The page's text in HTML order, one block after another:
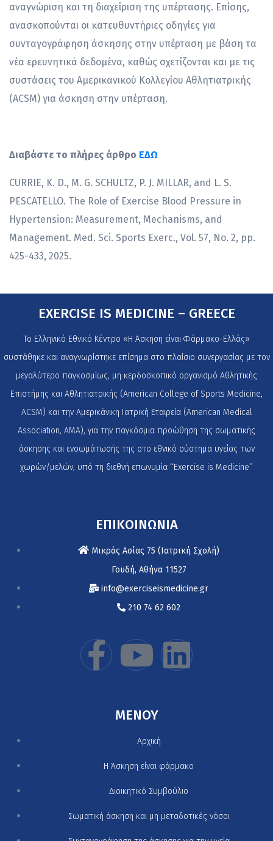
αναγνώριση και τη διαχείριση της υπέρτασης. Επίσης,
ανασκοπούνται οι κατευθυντήριες οδηγίες για
συνταγογράφηση άσκησης στην υπέρταση με βάση τα
νέα ερευνητικά δεδομένα, καθώς σχετίζονται και με τις
συστάσεις του Αμερικανικού Κολλεγίου Αθλητιατρικής
(ACSM) για άσκηση στην υπέρταση.
Διαβάστε το πλήρες άρθρο ΕΔΩ
CURRIE, K. D., M. G. SCHULTZ, P. J. MILLAR, and L. S.
PESCATELLO. The Role of Exercise Blood Pressure in
Hypertension: Measurement, Mechanisms, and
Management. Med. Sci. Sports Exerc., Vol. 57, No. 2, pp.
425-433, 2025.
EXERCISE IS MEDICINE – GREECE
Το Ελληνικό Εθνικό Κέντρο «Η Άσκηση είναι Φάρμακο-Ελλάς»
συστάθηκε και αναγνωρίστηκε επίσημα στο πλαίσιο συνεργασίας με τον
μεγαλύτερο παγκοσμίως, μη κερδοσκοπικό οργανισμό Αθλητικής
Επιστήμης και Αθλητιατρικής (American College of Sports Medicine,
ACSM) και την Αμερικάνικη Ιατρική Εταιρεία (American Medical
Association, AMA), για την παγκόσμια προώθηση της σωματικής
άσκησης και ενσωμάτωσής της στο εθνικό σύστημα υγείας των
χωρών/μελών, υπό τη διεθνή επωνυμία ‘‘Exercise is Medicine’’
ΕΠΙΚΟΙΝΩΝΙΑ
Μικράς Ασίας 75 (Ιατρική Σχολή)
Γουδή, Αθήνα 11527
info@exerciseismedicine.gr
210 74 62 602
MENOY
Αρχική
H Άσκηση είναι φάρμακο
Διοικητικό Συμβούλιο
Σωματική άσκηση και μη μεταδοτικές νόσοι